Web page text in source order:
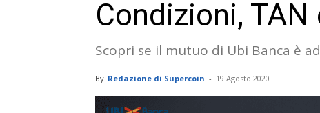
Condizioni, TAN
Scopri se il mutuo di Ubi Banca è
By Redazione di Supercoin - 19 Agosto 2020